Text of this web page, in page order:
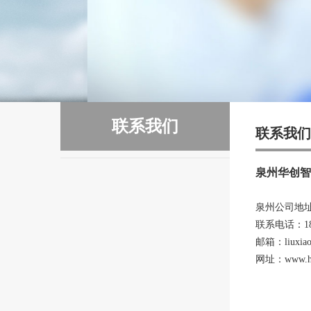
联系我们 联系我们
泉州华创
泉州公司地
联系电话：
邮箱：
网址：